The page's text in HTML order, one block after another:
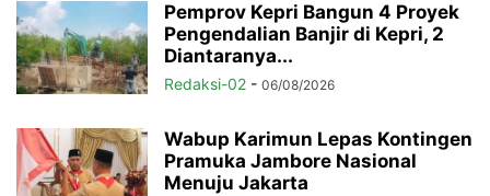
Pemprov Kepri Bangun 4 Proyek
Pengendalian Banjir di Kepri, 2
Diantaranya...
Redaksi-02 - 06/08/2026
Wabup Karimun Lepas Kontingen
Pramuka Jambore Nasional
Menuju Jakarta